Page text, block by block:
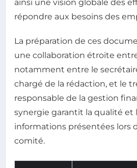
ainsi une vision globale des
répondre aux besoins des
La préparation de ces
une collaboration étroite
notamment entre le
chargé de la rédaction, et le
responsable de la gestion
synergie garantit la qualité et
informations présentées lors
comité.